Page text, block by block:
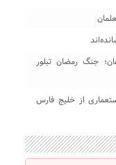
جنگ رمضان تبلور
از خلیج فارس